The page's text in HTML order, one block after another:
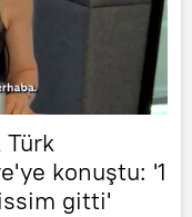
Türk
konuştu: '1
gitti'